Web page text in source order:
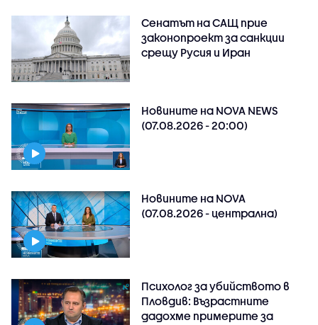
Сенатът на САЩ прие
законопроект за санкции
срещу Русия и Иран
Новините на NOVA NEWS
(07.08.2026 - 20:00)
Новините на NOVA
(07.08.2026 - централна)
Психолог за убийството в
Пловдив: Възрастните
дадохме примерите за